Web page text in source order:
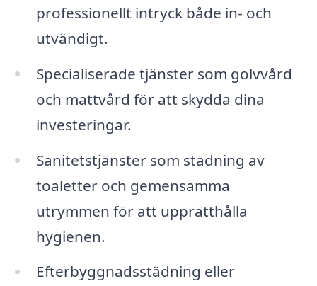
professionellt intryck både in- och
utvändigt.
Specialiserade tjänster som golvvård
och mattvård för att skydda dina
investeringar.
Sanitetstjänster som städning av
toaletter och gemensamma
utrymmen för att upprätthålla
hygienen.
Efterbyggnadsstädning eller